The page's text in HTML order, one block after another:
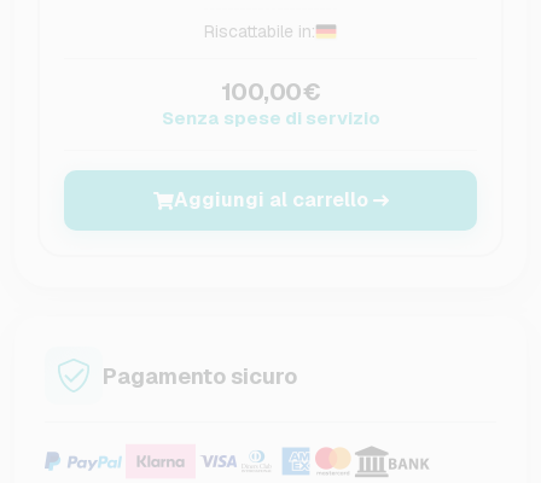
Riscattabile in:
100,00€
Senza spese di servizio
Aggiungi al carrello
Pagamento sicuro